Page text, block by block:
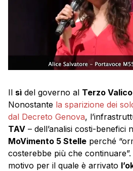
Il sì del governo al Terzo Valico
Nonostante la sparizione dei
dal Decreto Genova,
TAV – dell’analisi costi-benefici
MoVimento 5 Stelle perché
costerebbe più che
motivo per il quale è arrivato